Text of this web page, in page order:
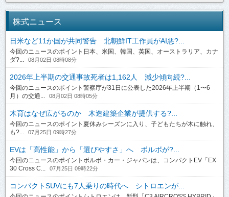
株式ニュース
日米など11か国が共同警告 北朝鮮IT工作員がAI悪?...
今回のニュースのポイント日本、米国、韓国、英国、オーストラリア、カナ
ダ?...
08月02日 08時08分
2026年上半期の交通事故死者は1,162人 減少傾向続?...
今回のニュースのポイント警察庁が31日に公表した2026年上半期（1〜6
月）の交通...
08月02日 08時05分
木育はなぜ広がるのか 木造建築企業が提供する?...
今回のニュースのポイント夏休みシーズンに入り、子どもたちが木に触れ、
も?...
07月25日 09時27分
EVは「高性能」から「選びやすさ」へ ボルボが?...
今回のニュースのポイントボルボ・カー・ジャパンは、コンパクトEV「EX
30 Cross C...
07月25日 09時22分
コンパクトSUVにも7人乗りの時代へ シトロエンが...